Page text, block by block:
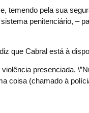
temendo pela sua
penitenciário, –
que Cabral está à
presenciada.
coisa (chamado à